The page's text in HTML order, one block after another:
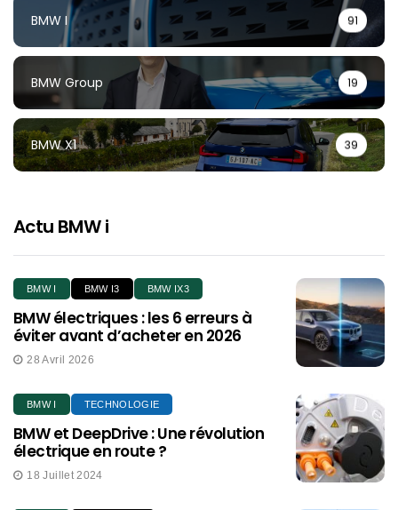
BMW I 91
BMW Group 19
BMW X1 39
Actu BMW i
BMW I BMW I3 BMW IX3
BMW électriques : les 6 erreurs à
éviter avant d’acheter en 2026
28 Avril 2026
BMW I TECHNOLOGIE
BMW et DeepDrive : Une révolution
électrique en route ?
18 Juillet 2024